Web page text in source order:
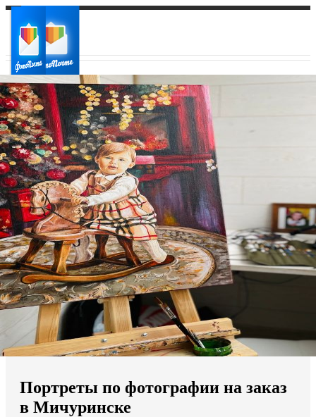
Ваш город:
Ваш регион доставки
Выберите из списка:
Мы доставляем по всему миру
Продолжить без города
Портреты по фотографии на заказ
в Мичуринске